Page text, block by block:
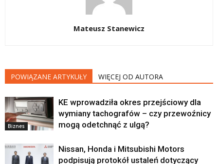
Mateusz Stanewicz
POWIĄZANE ARTYKUŁY WIĘCEJ OD AUTORA
Biznes
KE wprowadziła okres przejściowy dla
wymiany tachografów – czy przewoźnicy
mogą odetchnąć z ulgą?
Nissan, Honda i Mitsubishi Motors
podpisują protokół ustaleń dotyczący